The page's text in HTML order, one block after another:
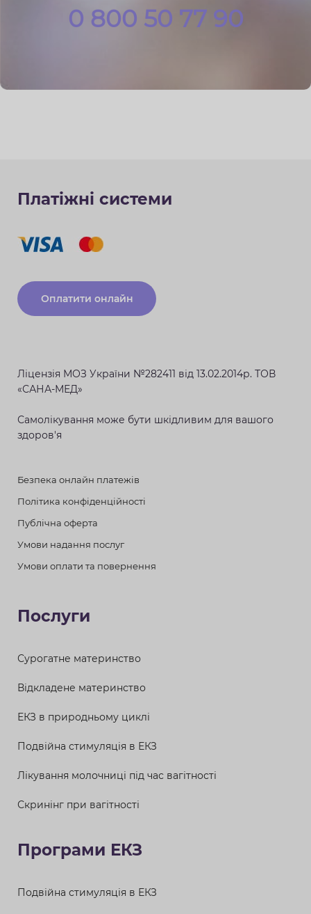
0 800 50 77 90
Платіжні системи
Оплатити онлайн
Ліцензія МОЗ України №282411 від 13.02.2014р. ТОВ
«САНА-МЕД»
Самолікування може бути шкідливим для вашого
здоров'я
Безпека онлайн платежів
Політика конфіденційності
Публічна оферта
Умови надання послуг
Умови оплати та повернення
Послуги
Сурогатне материнство
Відкладене материнство
ЕКЗ в природньому циклі
Подвійна стимуляція в ЕКЗ
Лікування молочниці під час вагітності
Скринінг при вагітності
Програми ЕКЗ
Подвійна стимуляція в ЕКЗ